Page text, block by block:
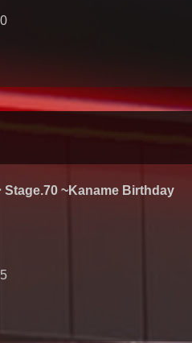
Stage.70 ~Kaname Birthday